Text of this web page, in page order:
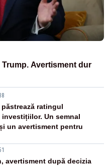
Avertisment dur
ratingul
investițiilor. Un semnal
un avertisment pentru
avertisment după decizia